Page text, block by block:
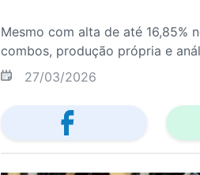
Mesmo com alta de até 16,85%
combos, produção própria e
27/03/2026